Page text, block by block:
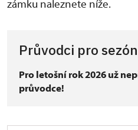
zámku naleznete níže.
Průvodci pro
Pro letošní rok 2026 už
průvodce!